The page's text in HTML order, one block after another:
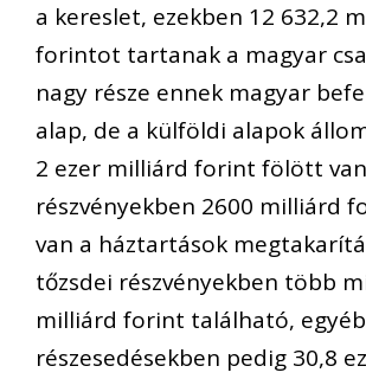
a kereslet, ezekben 12 632,2
forintot tartanak a magyar
nagy része ennek magyar
alap, de a külföldi alapok
2 ezer milliárd forint fölött
részvényekben 2600 milliárd
van a háztartások
tőzsdei részvényekben több
milliárd forint található, egyéb
részesedésekben pedig 30,8